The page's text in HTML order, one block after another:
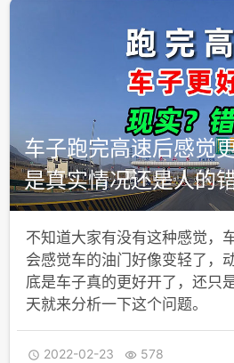
车子跑完高速后感觉
是真实情况还是人的
不知道大家有没有这种感觉，
会感觉车的油门好像变轻了，
底是车子真的更好开了，还只
天就来分析一下这个问题。
 2022-02-23  578